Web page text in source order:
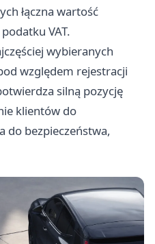
łączna wartość
VAT.
wybieranych
względem rejestracji
silną pozycję
klientów do
do bezpieczeństwa,